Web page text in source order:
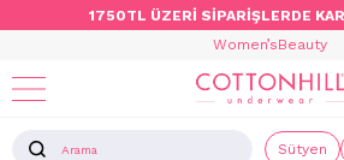
1750TL ÜZERİ SİPARİŞLERDE
Women’sBeauty
Sütyen